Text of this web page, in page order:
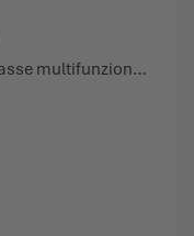
Il modello classico tra le scarpe basse multifunzione in una nuova versione.